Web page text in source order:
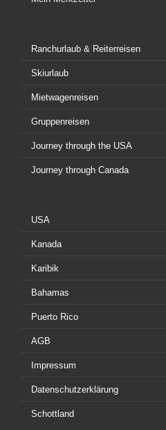
Ranchurlaub & Reiterreisen
Skiurlaub
Mietwagenreisen
Gruppenreisen
Journey through the USA
Journey through Canada
USA
Kanada
Karibik
Bahamas
Puerto Rico
AGB
Impressum
Datenschutzerklärung
Schottland